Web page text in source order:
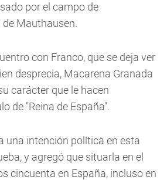
por el campo de
Mauthausen.
con Franco, que se deja ver
desprecia, Macarena Granada
carácter que le hacen
de "Reina de España".
una intención política en esta
y agregó que situarla en el
cincuenta en España, incluso en